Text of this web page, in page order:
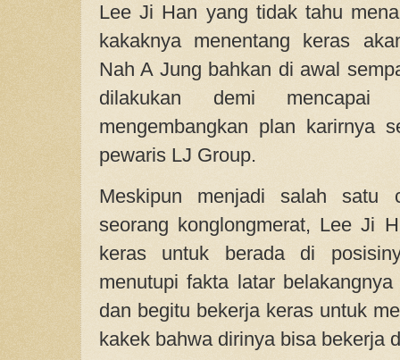
Lee Ji Han yang tidak tahu
kakaknya menentang keras
Nah A Jung bahkan di awal
dilakukan demi
mengembangkan plan karirnya
pewaris LJ Group.
Meskipun menjadi salah satu
seorang konglongmerat, Lee Ji
keras untuk berada di
menutupi fakta latar
dan begitu bekerja keras untuk
kakek bahwa dirinya bisa bekerja